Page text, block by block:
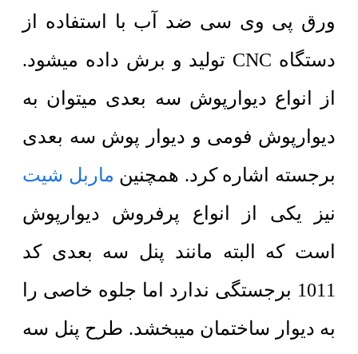
ورق پی وی سی ضد آب با استفاده از
دستگاه CNC تولید و برش داده میشود.
از انواع دیوارپوش سه بعدی میتوان به
دیوارپوش فومی و دیوار پوش سه بعدی
برجسته اشاره کرد. همچنین ماربل شیت
نیز یکی از انواع پرفروش دیوارپوش
است که البته مانند پنل سه بعدی کد
1011 برجستگی ندارد اما جلوه خاصی را
به دیوار ساختمان میبخشد. طرح پنل سه